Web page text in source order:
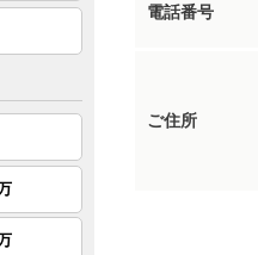
電話番号
ご住所